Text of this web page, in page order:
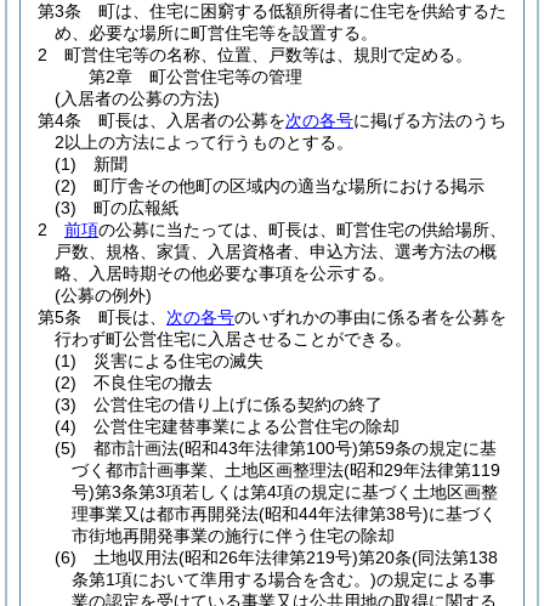
第3条
町は、住宅に困窮する低額所得者に住宅を供給するた
め、必要な場所に町営住宅等を設置する。
2
町営住宅等の名称、位置、戸数等は、規則で定める。
第2章
町公営住宅等の管理
(入居者の公募の方法)
第4条
町長は、入居者の公募を次の各号に掲げる方法のうち
2以上の方法によって行うものとする。
(1)
新聞
(2)
町庁舎その他町の区域内の適当な場所における掲示
(3)
町の広報紙
2
前項の公募に当たっては、町長は、町営住宅の供給場所、
戸数、規格、家賃、入居資格者、申込方法、選考方法の概
略、入居時期その他必要な事項を公示する。
(公募の例外)
第5条
町長は、 次の各号のいずれかの事由に係る者を公募を
行わず町公営住宅に入居させることができる。
(1)
災害による住宅の滅失
(2)
不良住宅の撤去
(3)
公営住宅の借り上げに係る契約の終了
(4)
公営住宅建替事業による公営住宅の除却
(5)
都市計画法(昭和43年法律第100号)第59条の規定に基
づく都市計画事業、土地区画整理法(昭和29年法律第119
号)第3条第3項若しくは第4項の規定に基づく土地区画整
理事業又は都市再開発法(昭和44年法律第38号)に基づく
市街地再開発事業の施行に伴う住宅の除却
(6)
土地収用法(昭和26年法律第219号)第20条(同法第138
条第1項において準用する場合を含む。)の規定による事
業の認定を受けている事業又は公共用地の取得に関する